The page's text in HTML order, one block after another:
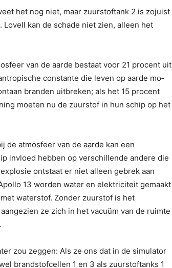
het nog niet, maar zuurstoftank 2 is zojuist
kan de schade niet zien, alleen het
van de aarde bestaat voor 21 procent uit
constante die leven op aarde mo­
branden uitbreken; als het 15 procent
moeten nu de zuurstof in hun schip op het
de atmos­feer van de aarde kan een
invloed hebben op verschillende andere die
ontstaat er niet alleen gebrek aan
13 worden water en elektriciteit gemaakt
waterstof. Zonder zuurstof is het
ze zich in het vacuüm van de ruimte
zou zeggen: Als ze ons dat in de simulator
brandstofcellen 1 en 3 als zuurstoftanks 1